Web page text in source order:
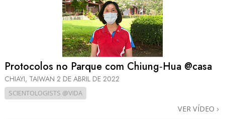
Protocolos no Parque com Chiung‑Hua @casa
CHIAYI, TAIWAN 2 DE ABRIL DE 2022
SCIENTOLOGISTS @VIDA
VER VÍDEO